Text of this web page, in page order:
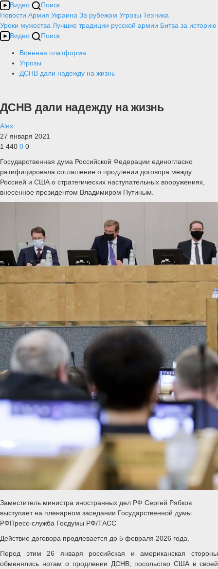
Видео
Поиск
Новости Армия Украина За рубежом Угрозы Техника
Уроки мужества Лучшие традиции русской армии Битва за историю
Видео
Поиск
Военная платформа
Угрозы
ДСНВ дали надежду на жизнь
ДСНВ дали надежду на жизнь
Alex
27 января 2021
1 440 0 0
Государственная дума Российской Федерации единогласно
ратифицировала соглашение о продлении договора между
Россией и США о стратегических наступательных вооружениях,
внесенное президентом Владимиром Путиным.
Заместитель министра иностранных дел РФ Сергей Рябков
выступает на пленарном заседании Государственной думы
РФПресс-служба Госдумы РФ/ТАСС
Действие договора продлевается до 5 февраля 2026 года.
Перед этим 26 января российская и американская стороны
обменялись нотам о продлении ДСНВ, посольство США в своей